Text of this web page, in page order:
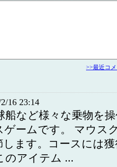
>>最近コ
16 23:14
船など様々な乗物を
ゲームです。 マウス
します。コースには
のアイテム ...